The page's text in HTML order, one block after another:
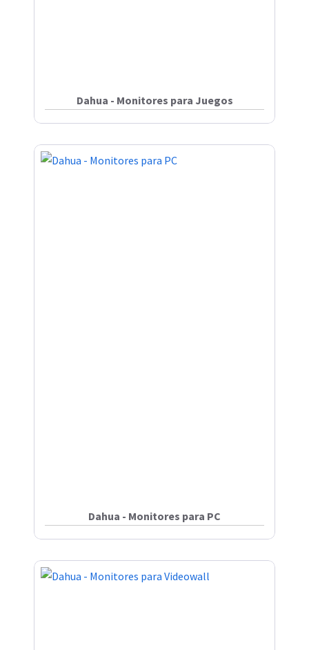
Dahua - Monitores para Juegos
Dahua - Monitores para PC